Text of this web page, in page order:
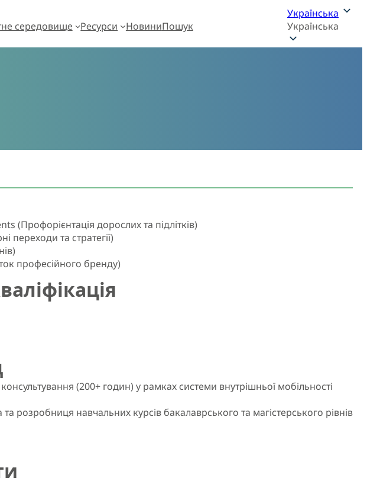
середовище Ресурси НовиниПошук
Українська
Українська
(Профорієнтація дорослих та підлітків)
переходи та стратегії)
професійного бренду)
(200+ годин) у рамках системи внутрішньої мобільності
розробниця навчальних курсів бакалаврського та магістерського рівнів